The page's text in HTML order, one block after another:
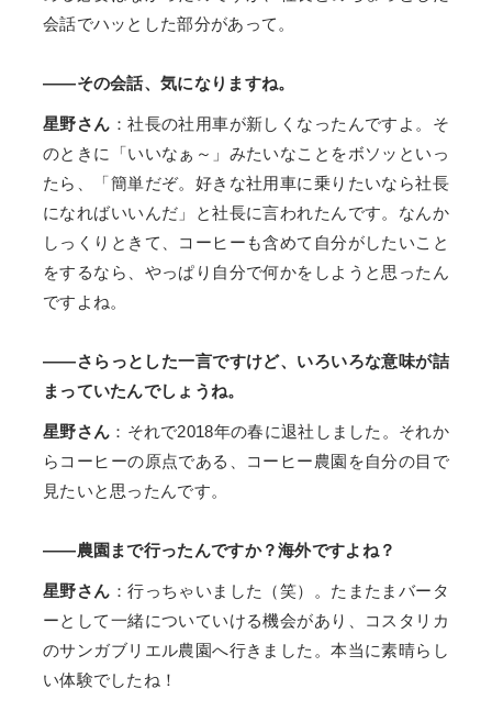
会話でハッとした部分があって。
――その会話、気になりますね。
星野さん ：社長の社用車が新しくなったんですよ。そ
のときに「いいなぁ～」みたいなことをボソッといっ
たら、「簡単だぞ。好きな社用車に乗りたいなら社長
になればいいんだ」と社長に言われたんです。なんか
しっくりときて、コーヒーも含めて自分がしたいこと
をするなら、やっぱり自分で何かをしようと思ったん
ですよね。
――さらっとした一言ですけど、いろいろな意味が詰
まっていたんでしょうね。
星野さん ：それで2018年の春に退社しました。それか
らコーヒーの原点である、コーヒー農園を自分の目で
見たいと思ったんです。
――農園まで行ったんですか？海外ですよね？
星野さん ：行っちゃいました（笑）。たまたまバータ
ーとして一緒についていける機会があり、コスタリカ
のサンガブリエル農園へ行きました。本当に素晴らし
い体験でしたね！